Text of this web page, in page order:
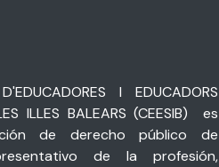
I EDUCADORS
ILLES BALEARS (CEESIB)
es
de derecho público de
de la profesión,